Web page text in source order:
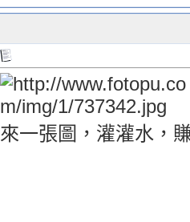
來一張圖，灌灌水，